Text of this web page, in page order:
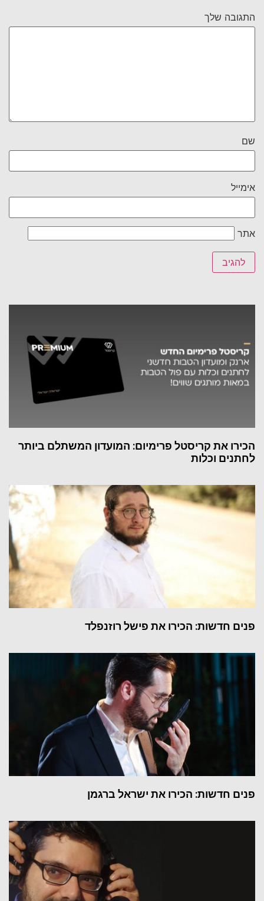
התגובה שלך
שם
אימייל
אתר
הכירו את קריסטל פרימיום: המועדון המשתלם ביותר
לחתנים וכלות
פנים חדשות: הכירו את פישל רוזנפלד
פנים חדשות: הכירו את ישראל ברגמן